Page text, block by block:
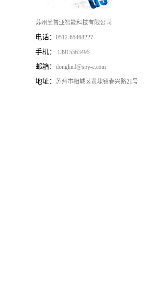
苏州圣普亚智能科技有限公司
电话： 0512-65468227
手机： 13915563495
邮箱： donglin.l@spy-c.com
地址： 苏州市相城区黄埭镇春兴路21号